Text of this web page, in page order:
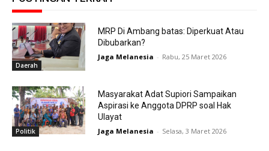
Daerah
MRP Di Ambang batas: Diperkuat Atau
Dibubarkan?
Jaga Melanesia - Rabu, 25 Maret 2026
Politik
Masyarakat Adat Supiori Sampaikan
Aspirasi ke Anggota DPRP soal Hak
Ulayat
Jaga Melanesia - Selasa, 3 Maret 2026